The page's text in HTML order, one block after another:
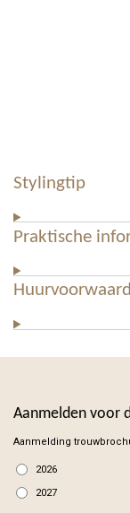
Stylingtip
Praktische
Aanmelden voor
Aanmelding
2026
2027